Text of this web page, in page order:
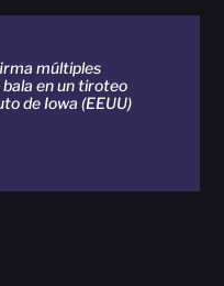
múltiples
en un tiroteo
de Iowa (EEUU)